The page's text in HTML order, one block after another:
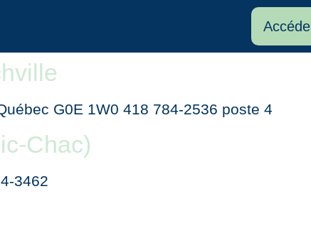
G0E 1W0 418 784-2536 poste 4
Chac)
3462